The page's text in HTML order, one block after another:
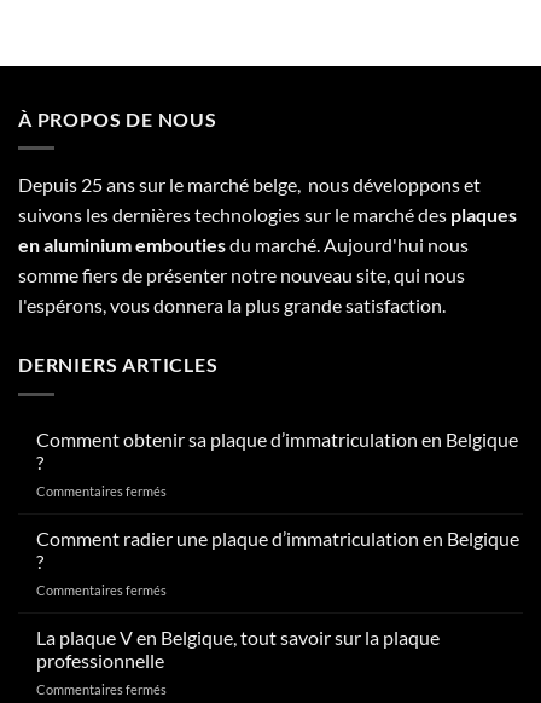
À PROPOS DE NOUS
Depuis 25 ans sur le marché belge, nous développons et
suivons les dernières technologies sur le marché des plaques
en aluminium emboutiesdu marché. Aujourd'hui nous
somme fiers de présenter notre nouveau site, qui nous
l'espérons, vous donnera la plus grande satisfaction.
DERNIERS ARTICLES
Comment obtenir sa plaque d’immatriculation en Belgique
?
Commentaires ferméssur
sa
d’immatriculation
Belgique
Comment radier une plaque d’immatriculation en Belgique
?
Commentaires ferméssur
radier
une
d’immatriculation
La plaque V en Belgique, tout savoir sur la plaque
professionnelle
Commentaires ferméssur